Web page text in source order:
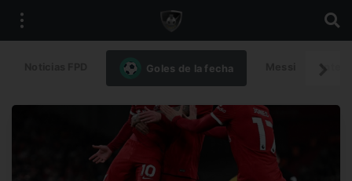
Goles de la fecha